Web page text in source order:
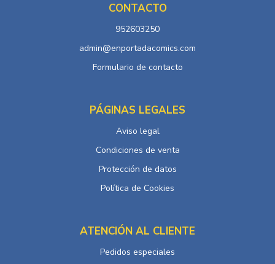
CONTACTO
952603250
admin@enportadacomics.com
Formulario de contacto
PÁGINAS LEGALES
Aviso legal
Condiciones de venta
Protección de datos
Política de Cookies
ATENCIÓN AL CLIENTE
Pedidos especiales